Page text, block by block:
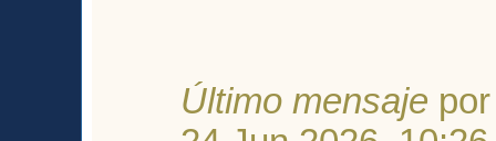
Último mensaje